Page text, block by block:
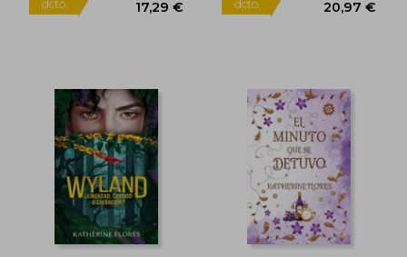
5% 46,44 € 5%